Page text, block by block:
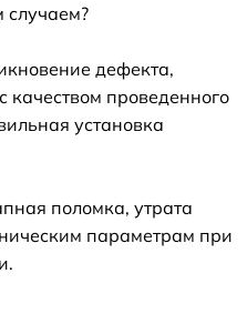
случаем?
дефекта,
качеством проведенного
установка
поломка, утрата
параметрам при